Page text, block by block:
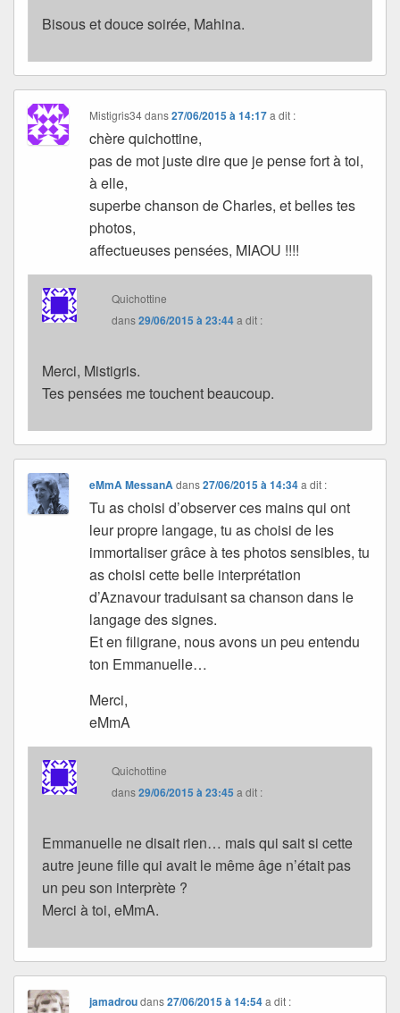
Bisous et douce soirée, Mahina.
Mistigris34dans27/06/2015 à 14:17 a dit :
chère quichottine,
pas de mot juste dire que je pense fort à toi,
à elle,
superbe chanson de Charles, et belles tes
photos,
affectueuses pensées, MIAOU !!!!
Quichottine
dans29/06/2015 à 23:44a dit :
Merci, Mistigris.
Tes pensées me touchent beaucoup.
eMmA MessanAdans27/06/2015 à 14:34 a dit :
Tu as choisi d’observer ces mains qui ont
leur propre langage, tu as choisi de les
immortaliser grâce à tes photos sensibles, tu
as choisi cette belle interprétation
d’Aznavour traduisant sa chanson dans le
langage des signes.
Et en filigrane, nous avons un peu entendu
ton Emmanuelle…
Merci,
eMmA
Quichottine
dans29/06/2015 à 23:45 a dit :
Emmanuelle ne disait rien… mais qui sait si cette
autre jeune fille qui avait le même âge n’était pas
un peu son interprète ?
Merci à toi, eMmA.
jamadroudans27/06/2015 à 14:54 a dit :